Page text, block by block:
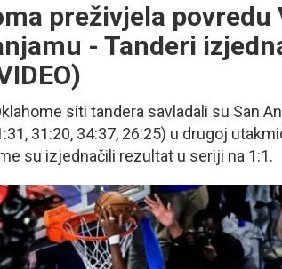
preživjela povredu
- Tanderi
siti tandera savladali su San
31:20, 34:37, 26:25) u drugoj
su izjednačili rezultat u seriji na 1:1.